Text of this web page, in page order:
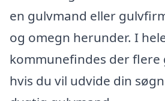
en gulvmand eller
og omegn herunder. I
kommunefindes der flere
hvis du vil udvide din